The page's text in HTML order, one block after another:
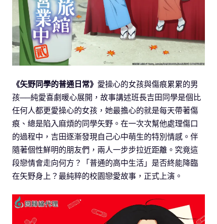
《矢野同學的普通日常》 愛操心的女孩與傷痕累累的男
孩──純愛喜劇暖心展開，故事講述班長吉田同學是個比
任何人都更愛操心的女孩，她最擔心的就是每天帶著傷
痕、總是陷入麻煩的同學矢野。在一次次幫他處理傷口
的過程中，吉田逐漸發現自己心中萌生的特別情感。伴
隨著個性鮮明的朋友們，兩人一步步拉近距離。究竟這
段戀情會走向何方？「普通的高中生活」是否終能降臨
在矢野身上？最純粹的校園戀愛故事，正式上演。